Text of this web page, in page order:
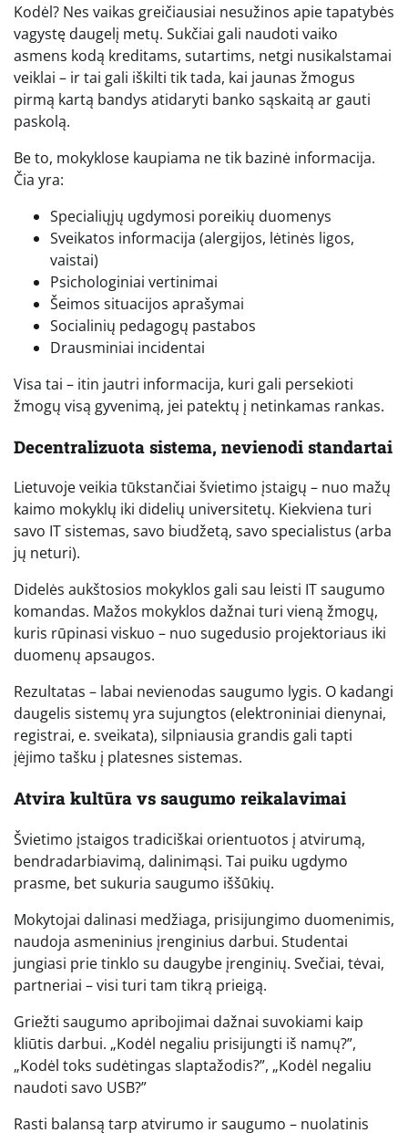
Kodėl? Nes vaikas greičiausiai nesužinos apie tapatybės
vagystę daugelį metų. Sukčiai gali naudoti vaiko
asmens kodą kreditams, sutartims, netgi nusikalstamai
veiklai – ir tai gali iškilti tik tada, kai jaunas žmogus
pirmą kartą bandys atidaryti banko sąskaitą ar gauti
paskolą.
Be to, mokyklose kaupiama ne tik bazinė informacija.
Čia yra:
Specialiųjų ugdymosi poreikių duomenys
Sveikatos informacija (alergijos, lėtinės ligos,
vaistai)
Psichologiniai vertinimai
Šeimos situacijos aprašymai
Socialinių pedagogų pastabos
Drausminiai incidentai
Visa tai – itin jautri informacija, kuri gali persekioti
žmogų visą gyvenimą, jei patektų į netinkamas rankas.
Decentralizuota sistema, nevienodi standartai
Lietuvoje veikia tūkstančiai švietimo įstaigų – nuo mažų
kaimo mokyklų iki didelių universitetų. Kiekviena turi
savo IT sistemas, savo biudžetą, savo specialistus (arba
jų neturi).
Didelės aukštosios mokyklos gali sau leisti IT saugumo
komandas. Mažos mokyklos dažnai turi vieną žmogų,
kuris rūpinasi viskuo – nuo sugedusio projektoriaus iki
duomenų apsaugos.
Rezultatas – labai nevienodas saugumo lygis. O kadangi
daugelis sistemų yra sujungtos (elektroniniai dienynai,
registrai, e. sveikata), silpniausia grandis gali tapti
įėjimo tašku į platesnes sistemas.
Atvira kultūra vs saugumo reikalavimai
Švietimo įstaigos tradiciškai orientuotos į atvirumą,
bendradarbiavimą, dalinimąsi. Tai puiku ugdymo
prasme, bet sukuria saugumo iššūkių.
Mokytojai dalinasi medžiaga, prisijungimo duomenimis,
naudoja asmeninius įrenginius darbui. Studentai
jungiasi prie tinklo su daugybe įrenginių. Svečiai, tėvai,
partneriai – visi turi tam tikrą prieigą.
Griežti saugumo apribojimai dažnai suvokiami kaip
kliūtis darbui. „Kodėl negaliu prisijungti iš namų?”,
„Kodėl toks sudėtingas slaptažodis?”, „Kodėl negaliu
naudoti savo USB?”
Rasti balansą tarp atvirumo ir saugumo – nuolatinis